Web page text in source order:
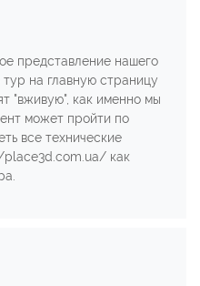
представление нашего
на главную страницу
"вживую", как именно мы
может пройти по
все технические
как